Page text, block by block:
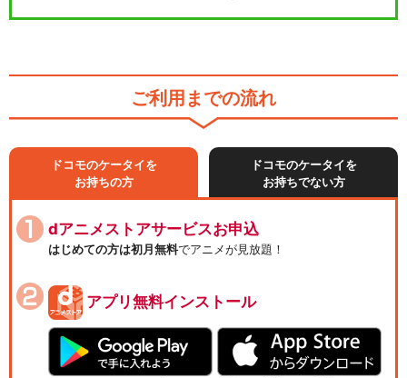
ご利用までの流れ
ドコモのケータイを
お持ちの方
ドコモのケータイを
お持ちでない方
dアニメストアサービスお申込
はじめての方は初月無料でアニメが見放題！
アプリ無料インストール